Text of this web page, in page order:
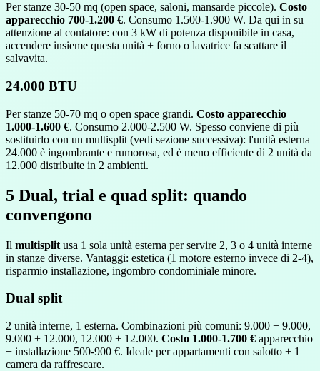
Per stanze 30-50 mq (open space, saloni, mansarde piccole). Costo
apparecchio 700-1.200 €. Consumo 1.500-1.900 W. Da qui in su
attenzione al contatore: con 3 kW di potenza disponibile in casa,
accendere insieme questa unità + forno o lavatrice fa scattare il
salvavita.
24.000 BTU
Per stanze 50-70 mq o open space grandi. Costo apparecchio
1.000-1.600 €. Consumo 2.000-2.500 W. Spesso conviene di più
sostituirlo con un multisplit (vedi sezione successiva): l'unità esterna
24.000 è ingombrante e rumorosa, ed è meno efficiente di 2 unità da
12.000 distribuite in 2 ambienti.
5 Dual, trial e quad split: quando
convengono
Il multisplit usa 1 sola unità esterna per servire 2, 3 o 4 unità interne
in stanze diverse. Vantaggi: estetica (1 motore esterno invece di 2-4),
risparmio installazione, ingombro condominiale minore.
Dual split
2 unità interne, 1 esterna. Combinazioni più comuni: 9.000 + 9.000,
9.000 + 12.000, 12.000 + 12.000. Costo 1.000-1.700 € apparecchio
+ installazione 500-900 €. Ideale per appartamenti con salotto + 1
camera da raffrescare.